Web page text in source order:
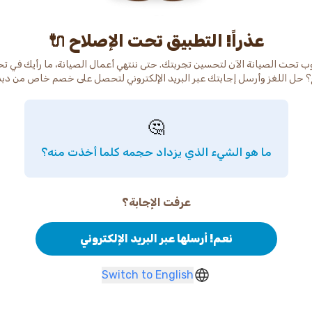
عذراً! التطبيق تحت الإصلاح 🔌
تحت الصيانة الآن لتحسين تجربتك. حتى ننتهي أعمال الصيانة، ما رأيك في
حل اللغز وأرسل إجابتك عبر البريد الإلكتروني لتحصل على خصم خاص من
🤔
ما هو الشيء الذي يزداد حجمه كلما أخذت منه؟
عرفت الإجابة؟
نعم! أرسلها عبر البريد الإلكتروني
Switch to English